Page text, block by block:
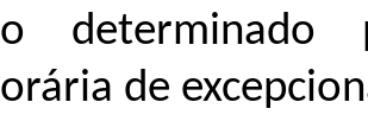
determinado
de